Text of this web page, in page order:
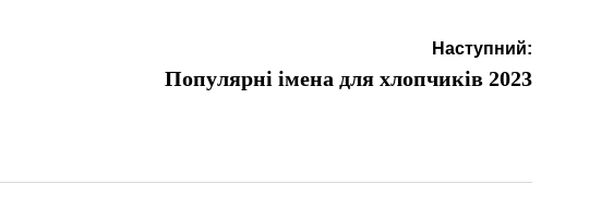
Наступний:
Популярні імена для хлопчиків 2023